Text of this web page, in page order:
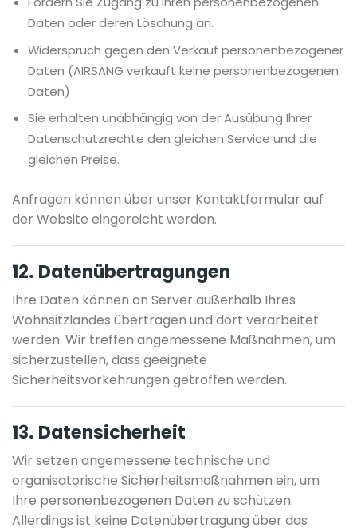
Daten oder deren Löschung an.
Widerspruch gegen den Verkauf personenbezogener
Daten (AIRSANG verkauft keine personenbezogenen
Daten)
Sie erhalten unabhängig von der Ausübung Ihrer
Datenschutzrechte den gleichen Service und die
gleichen Preise.
Anfragen können über unser Kontaktformular auf
der Website eingereicht werden.
12. Datenübertragungen
Ihre Daten können an Server außerhalb Ihres
Wohnsitzlandes übertragen und dort verarbeitet
werden. Wir treffen angemessene Maßnahmen, um
sicherzustellen, dass geeignete
Sicherheitsvorkehrungen getroffen werden.
13. Datensicherheit
Wir setzen angemessene technische und
organisatorische Sicherheitsmaßnahmen ein, um
Ihre personenbezogenen Daten zu schützen.
Allerdings ist keine Datenübertragung über das